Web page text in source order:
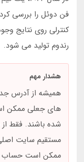
فن دوئل را بررسی
کنترلی روی نتایج
رندوم تولید می شود.
هشدار مهم
همیشه از آدرس
های جعلی ممکن
شده باشند. فقط از
مستقیم سایت
ممکن است